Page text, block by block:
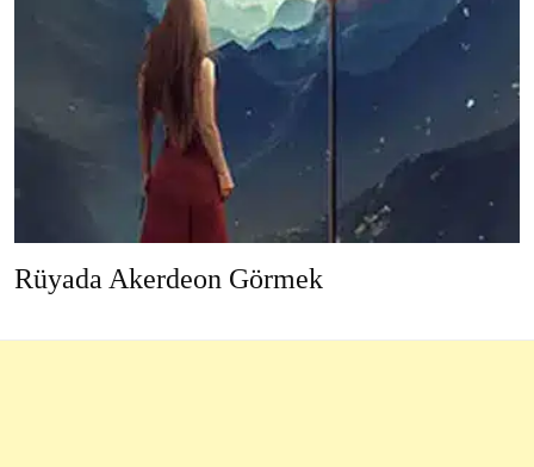
Rüyada Akerdeon Görmek